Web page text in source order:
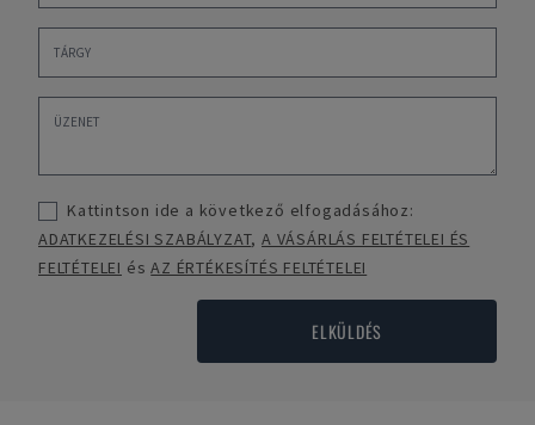
Kattintson ide a következő elfogadásához:
ADATKEZELÉSI SZABÁLYZAT,A VÁSÁRLÁS FELTÉTELEI ÉS
FELTÉTELEI ésAZ ÉRTÉKESÍTÉS FELTÉTELEI
ELKÜLDÉS